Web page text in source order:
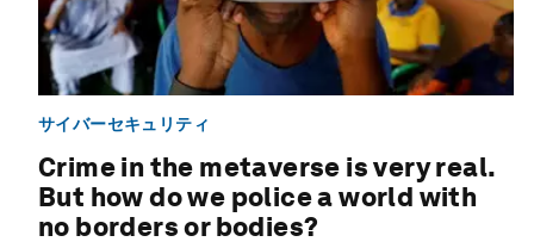
サイバーセキュリティ
Crime in the metaverse is very real.
But how do we police a world with
no borders or bodies?